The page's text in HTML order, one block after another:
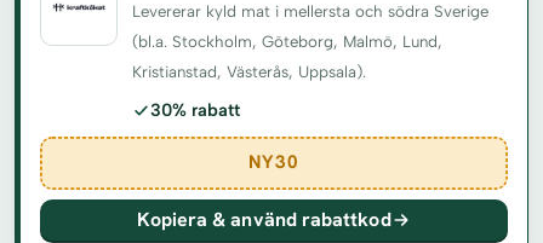
Levererar kyld mat i mellersta och södra Sverige
(bl.a. Stockholm, Göteborg, Malmö, Lund,
Kristianstad, Västerås, Uppsala).
30% rabatt
NY30
Kopiera & använd rabattkod